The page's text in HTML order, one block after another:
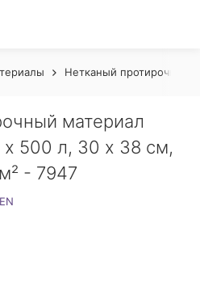
Нетканый протирочный
материал
х 500 л, 30 х 38 см,
- 7947